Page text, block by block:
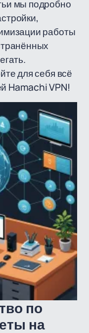
мы подробно
работы
для себя всё
Hamachi VPN!
по
на